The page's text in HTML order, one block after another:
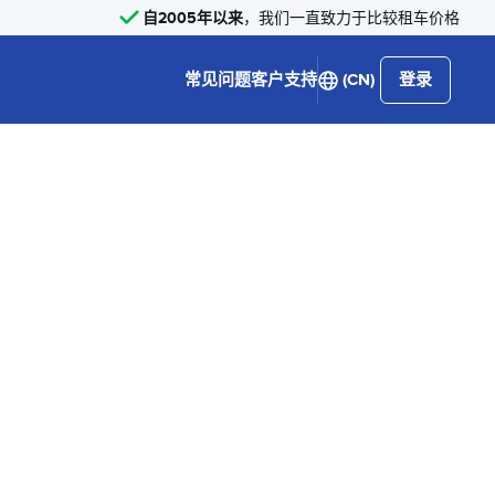
自2005年以来，我们一直致力于比较租车价格
常见问题客户支持 (CN) 登录